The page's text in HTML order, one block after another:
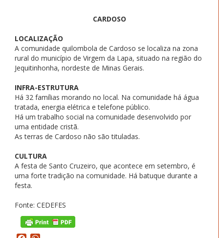
CARDOSO
LOCALIZAÇÃO
A comunidade quilombola de Cardoso se localiza na zona
rural do município de Virgem da Lapa, situado na região do
Jequitinhonha, nordeste de Minas Gerais.
INFRA-ESTRUTURA
Há 32 famílias morando no local. Na comunidade há água
tratada, energia elétrica e telefone público.
Há um trabalho social na comunidade desenvolvido por
uma entidade cristã.
As terras de Cardoso não são tituladas.
CULTURA
A festa de Santo Cruzeiro, que acontece em setembro, é
uma forte tradição na comunidade. Há batuque durante a
festa.
Fonte: CEDEFES